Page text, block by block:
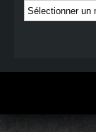
Partages
Publications
par